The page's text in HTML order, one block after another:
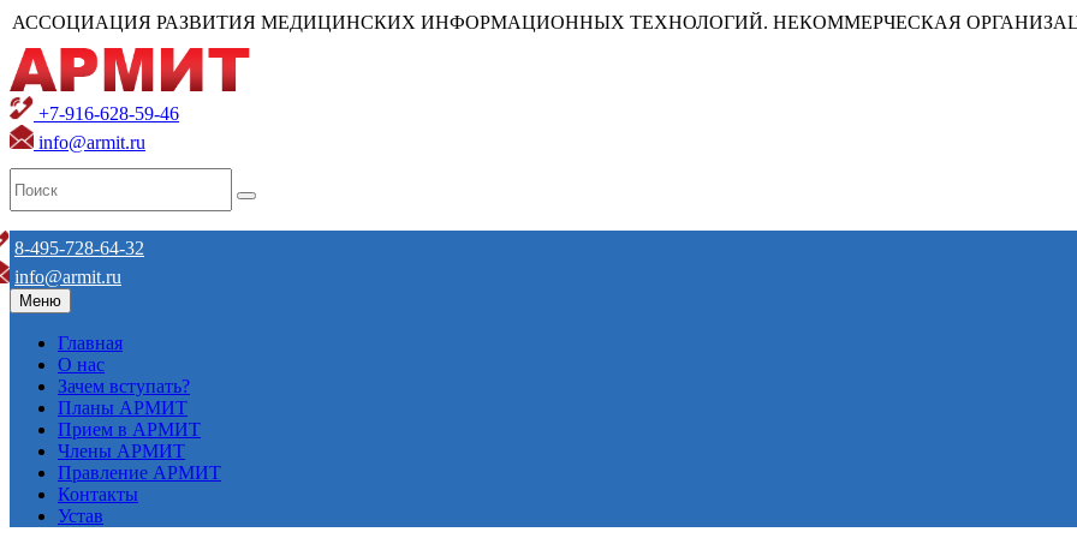
АССОЦИАЦИЯ РАЗВИТИЯ МЕДИЦИНСКИХ ИНФОРМАЦИОННЫХ ТЕХНОЛОГИЙ. НЕКОММЕРЧЕСКАЯ
+7-916-628-59-46
info@armit.ru
8-495-728-64-32
info@armit.ru
Меню
Главная
О нас
Зачем вступать?
Планы АРМИТ
Прием в АРМИТ
Члены АРМИТ
Правление АРМИТ
Контакты
Устав